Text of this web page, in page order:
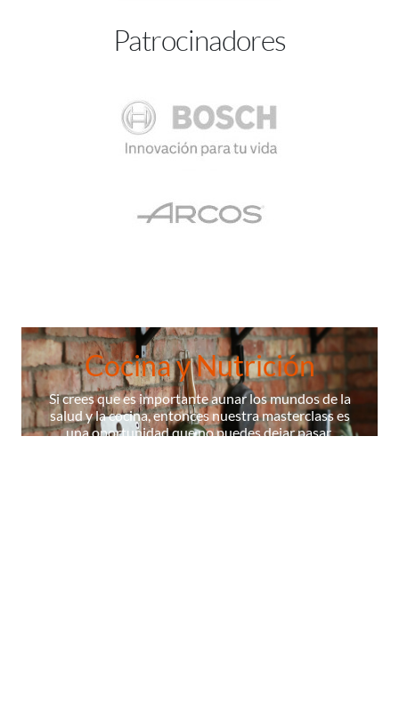
Patrocinadores
Cocina y Nutrición
Si crees que es importante aunar los mundos de la
salud y la cocina, entonces nuestra masterclass es
una oportunidad que no puedes dejar pasar.